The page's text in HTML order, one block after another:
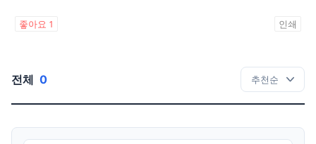
좋아요 1 인쇄
전체 0